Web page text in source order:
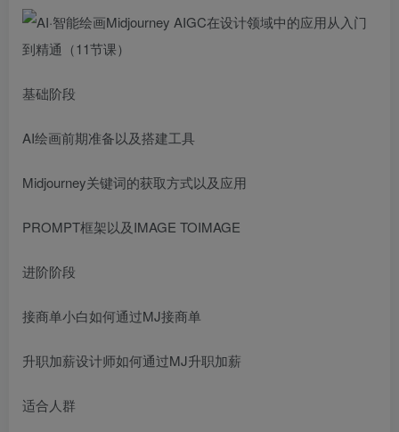
基础阶段
AI绘画前期准备以及搭建工具
Midjourney关键词的获取方式以及应用
PROMPT框架以及IMAGE TOIMAGE
进阶阶段
接商单小白如何通过MJ接商单
升职加薪设计师如何通过MJ升职加薪
适合人群